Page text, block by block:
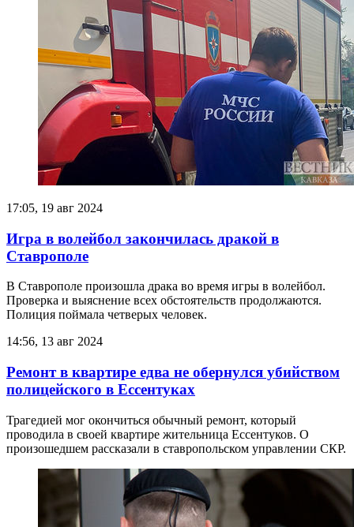
17:05, 19 авг 2024
Игра в волейбол закончилась дракой в
Ставрополе
В Ставрополе произошла драка во время игры в волейбол.
Проверка и выяснение всех обстоятельств продолжаются.
Полиция поймала четверых человек.
14:56, 13 авг 2024
Ремонт в квартире едва не обернулся убийством
полицейского в Ессентуках
Трагедией мог окончиться обычный ремонт, который
проводила в своей квартире жительница Ессентуков. О
произошедшем рассказали в ставропольском управлении СКР.